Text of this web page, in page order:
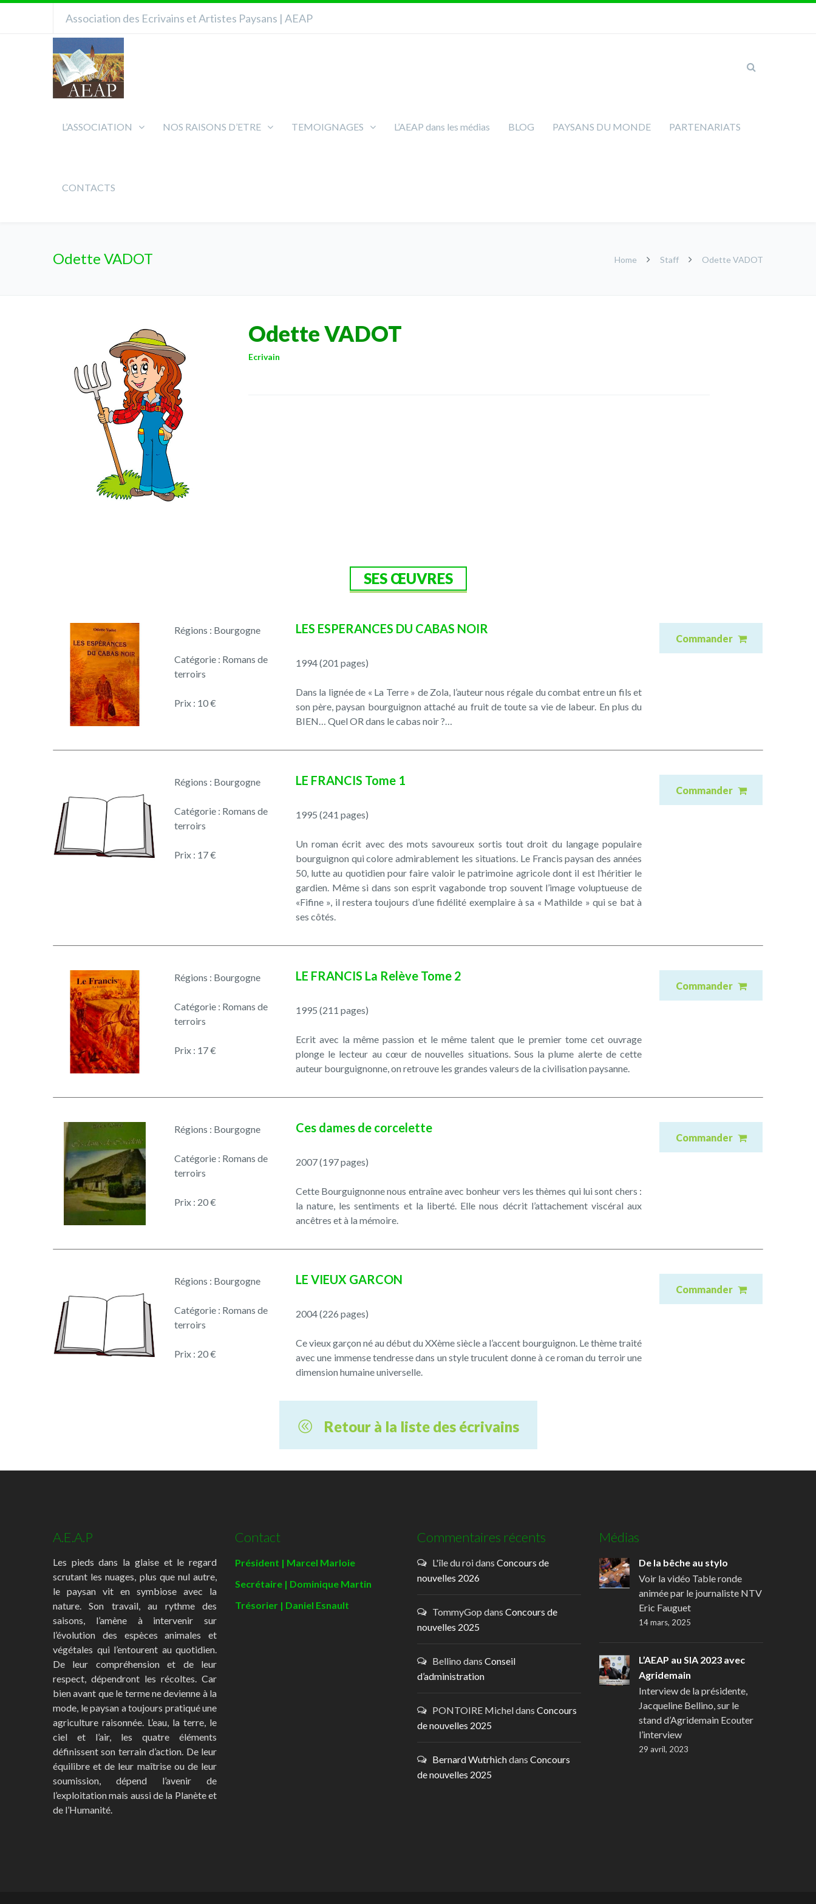
Association des Ecrivains et Artistes Paysans | AEAP
L’ASSOCIATION NOS RAISONS D’ETRE TEMOIGNAGES L’AEAP dans les médias BLOG PAYSANS DU MONDE PARTENARIATS
CONTACTS
Odette VADOT Home Staff Odette VADOT
Odette VADOT
Ecrivain
SES ŒUVRES
Régions : Bourgogne
Catégorie : Romans de
terroirs
Prix : 10 €
LES ESPERANCES DU CABAS NOIR
1994 (201 pages)
Dans la lignée de « La Terre » de Zola, l’auteur nous régale du combat entre un fils et
son père, paysan bourguignon attaché au fruit de toute sa vie de labeur. En plus du
BIEN… Quel OR dans le cabas noir ?…
Commander
Régions : Bourgogne
Catégorie : Romans de
terroirs
Prix : 17 €
LE FRANCIS Tome 1
1995 (241 pages)
Un roman écrit avec des mots savoureux sortis tout droit du langage populaire
bourguignon qui colore admirablement les situations. Le Francis paysan des années
50, lutte au quotidien pour faire valoir le patrimoine agricole dont il est l’héritier le
gardien. Même si dans son esprit vagabonde trop souvent l’image voluptueuse de
«Fifine », il restera toujours d’une fidélité exemplaire à sa « Mathilde » qui se bat à
ses côtés.
Commander
Régions : Bourgogne
Catégorie : Romans de
terroirs
Prix : 17 €
LE FRANCIS La Relève Tome 2
1995 (211 pages)
Ecrit avec la même passion et le même talent que le premier tome cet ouvrage
plonge le lecteur au cœur de nouvelles situations. Sous la plume alerte de cette
auteur bourguignonne, on retrouve les grandes valeurs de la civilisation paysanne.
Commander
Régions : Bourgogne
Catégorie : Romans de
terroirs
Prix : 20 €
Ces dames de corcelette
2007 (197 pages)
Cette Bourguignonne nous entraîne avec bonheur vers les thèmes qui lui sont chers :
la nature, les sentiments et la liberté. Elle nous décrit l’attachement viscéral aux
ancêtres et à la mémoire.
Commander
Régions : Bourgogne
Catégorie : Romans de
terroirs
Prix : 20 €
LE VIEUX GARCON
2004 (226 pages)
Ce vieux garçon né au début du XXème siècle a l’accent bourguignon. Le thème traité
avec une immense tendresse dans un style truculent donne à ce roman du terroir une
dimension humaine universelle.
Commander
Retour à la liste des écrivains
A.E.A.P
Les pieds dans la glaise et le regard
scrutant les nuages, plus que nul autre,
le paysan vit en symbiose avec la
nature. Son travail, au rythme des
saisons, l’amène à intervenir sur
l’évolution des espèces animales et
végétales qui l’entourent au quotidien.
De leur compréhension et de leur
respect, dépendront les récoltes. Car
bien avant que le terme ne devienne à la
mode, le paysan a toujours pratiqué une
agriculture raisonnée. L’eau, la terre, le
ciel et l’air, les quatre éléments
définissent son terrain d’action. De leur
équilibre et de leur maîtrise ou de leur
soumission, dépend l’avenir de
l’exploitation mais aussi de la Planète et
de l’Humanité.
Contact
Président | Marcel Marloie
Secrétaire | Dominique Martin
Trésorier | Daniel Esnault
Commentaires récents
L'île du roidans Concours de
nouvelles 2026
TommyGop dans Concours de
nouvelles 2025
Bellino dans Conseil
d’administration
PONTOIRE Micheldans Concours
de nouvelles 2025
Bernard Wutrhichdans Concours
de nouvelles 2025
Médias
De la bêche au stylo
Voir la vidéo Table ronde
animée par le journaliste NTV
Eric Fauguet
14 mars, 2025
L’AEAP au SIA 2023 avec
Agridemain
Interview de la présidente,
Jacqueline Bellino, sur le
stand d’Agridemain Ecouter
l’interview
29 avril, 2023